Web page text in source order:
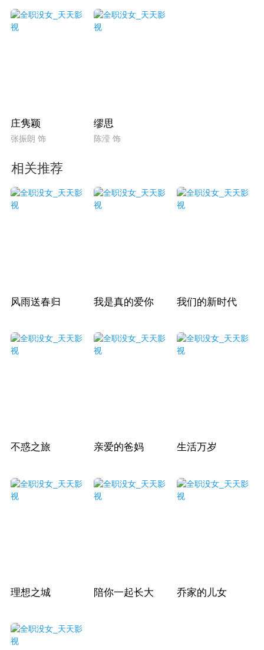
庄隽颖
张振朗 饰
缪思
陈滢 饰
相关推荐
风雨送春归 我是真的爱你 我们的新时代
不惑之旅 亲爱的爸妈 生活万岁
理想之城 陪你一起长大 乔家的儿女